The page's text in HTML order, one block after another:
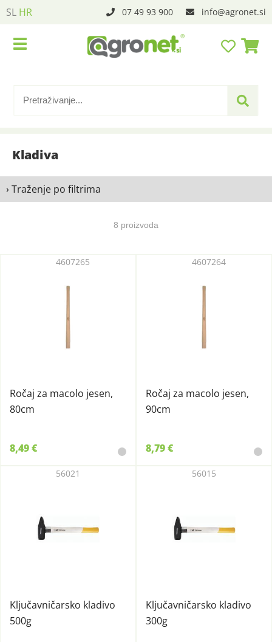
SL HR 07 49 93 900 info agronet.si
Kladiva
› Traženje po filtrima
8 proizvoda
Ročaj za macolo jesen,
80cm
4607265
8,49 €
Ročaj za macolo jesen,
90cm
4607264
8,79 €
Ključavničarsko kladivo
500g
56021
Ključavničarsko kladivo
300g
56015